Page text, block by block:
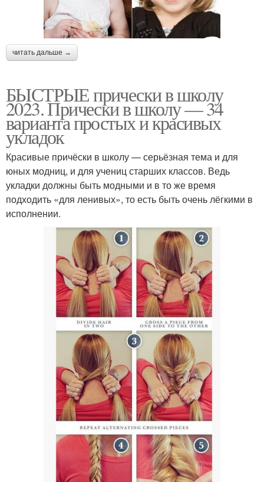
читать дальше →
БЫСТРЫЕ прически в школу
2023. Прически в школу — 34
варианта простых и красивых
укладок
Красивые причёски в школу — серьёзная тема и для
юных модниц, и для учениц старших классов. Ведь
укладки должны быть модными и в то же время
подходить «для ленивых», то есть быть очень лёгкими в
исполнении.